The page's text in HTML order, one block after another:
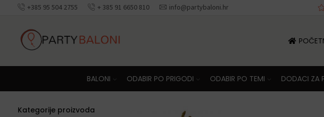
+385 95 504 2755 + 385 91 6650 810 info@partybaloni.hr
Besplatna dostava iznad 70 €
BALONI ODABIR PO PRIGODI ODABIR PO TEMI DODACI ZA
Kategorije proizvoda